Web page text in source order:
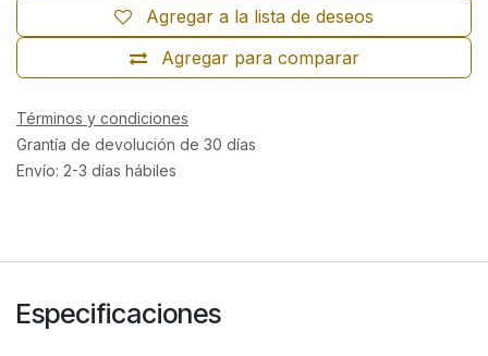
Agregar para comparar
Agregar a la lista de deseos
Términos y condiciones
Grantía de devolución de 30 días
Envío: 2-3 días hábiles
Especificaciones